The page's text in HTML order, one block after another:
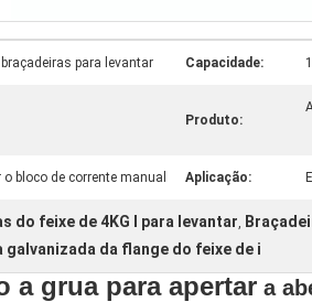
para levantar Capacidade:
Produto:
o bloco de corrente manual Aplicação:
do feixe de 4KG I para levantar,
galvanizada da flange do feixe de i
a grua para apertar a